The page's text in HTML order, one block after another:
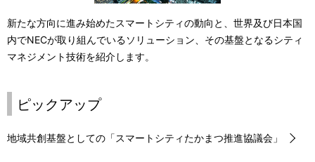
新たな方向に進み始めたスマートシティの動向と、世界及び日本国
内でNECが取り組んでいるソリューション、その基盤となるシティ
マネジメント技術を紹介します。
ピックアップ
地域共創基盤としての「スマートシティたかまつ推進協議会」